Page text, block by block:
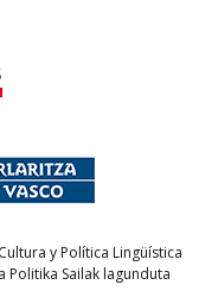
y Política Lingüística
Politika Sailak lagunduta